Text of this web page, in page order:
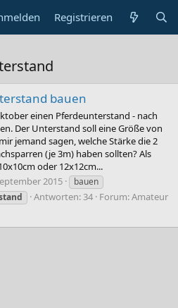
Registrieren
bauen
einen Pferdeunterstand - nach
Der Unterstand soll eine Größe von
jemand sagen, welche Stärke die 2
(je 3m) haben sollten? Als
oder 12x12cm...
2015
bauen
Antworten: 34 Forum:Amateur